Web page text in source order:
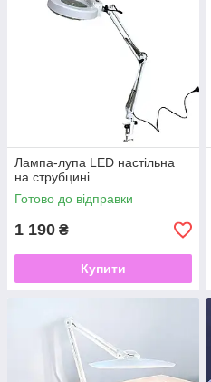
Лампа-лупа LED настільна
на струбцині
Готово до відправки
1 190 ₴
Купити